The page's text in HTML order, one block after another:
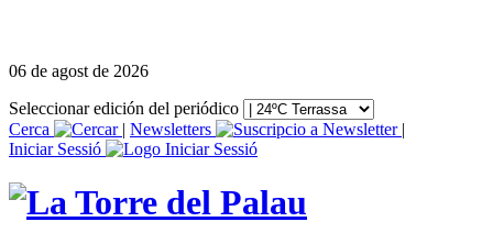
06 de agost de 2026
Seleccionar edición del periódico
Cerca
| Newsletters
|
Iniciar Sessió